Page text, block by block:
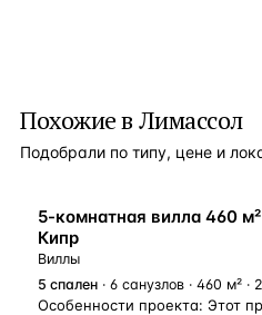
Похожие в Лимассол
Подобрали по типу, цене и
ВНЖ
5-комнатная вилла 460
Кипр
Виллы
5 спален · 6 санузлов · 460 м² ·
Особенности проекта: Этот